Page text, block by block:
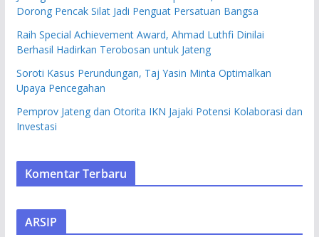
Dorong Pencak Silat Jadi Penguat Persatuan Bangsa
Raih Special Achievement Award, Ahmad Luthfi Dinilai
Berhasil Hadirkan Terobosan untuk Jateng
Soroti Kasus Perundungan, Taj Yasin Minta Optimalkan
Upaya Pencegahan
Pemprov Jateng dan Otorita IKN Jajaki Potensi Kolaborasi dan
Investasi
Komentar Terbaru
ARSIP